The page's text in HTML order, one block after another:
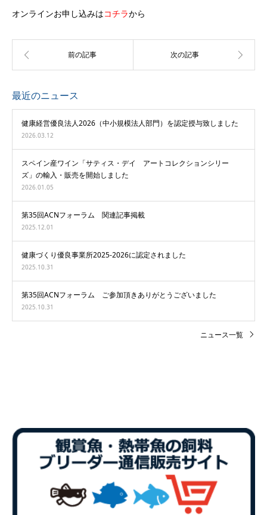
オンラインお申し込みはコチラから
最近のニュース
健康経営優良法人2026（中小規模法人部門）を認定授与致しました
2026.03.12
スペイン産ワイン「サティス・デイ アートコレクションシリー
ズ」の輸入・販売を開始しました
2026.01.05
第35回ACNフォーラム 関連記事掲載
2025.12.01
健康づくり優良事業所2025-2026に認定されました
2025.10.31
第35回ACNフォーラム ご参加頂きありがとうございました
2025.10.31
ニュース一覧